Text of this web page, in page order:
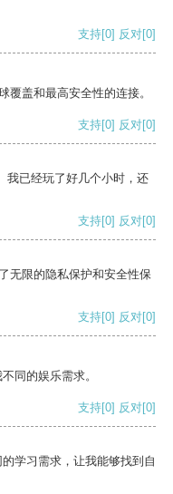
支持[0] 反对[0]
覆盖和最高安全性的连接。
支持[0] 反对[0]
我已经玩了好几个小时，还
支持[0] 反对[0]
无限的隐私保护和安全性保
支持[0] 反对[0]
同的娱乐需求。
支持[0] 反对[0]
学习需求，让我能够找到自